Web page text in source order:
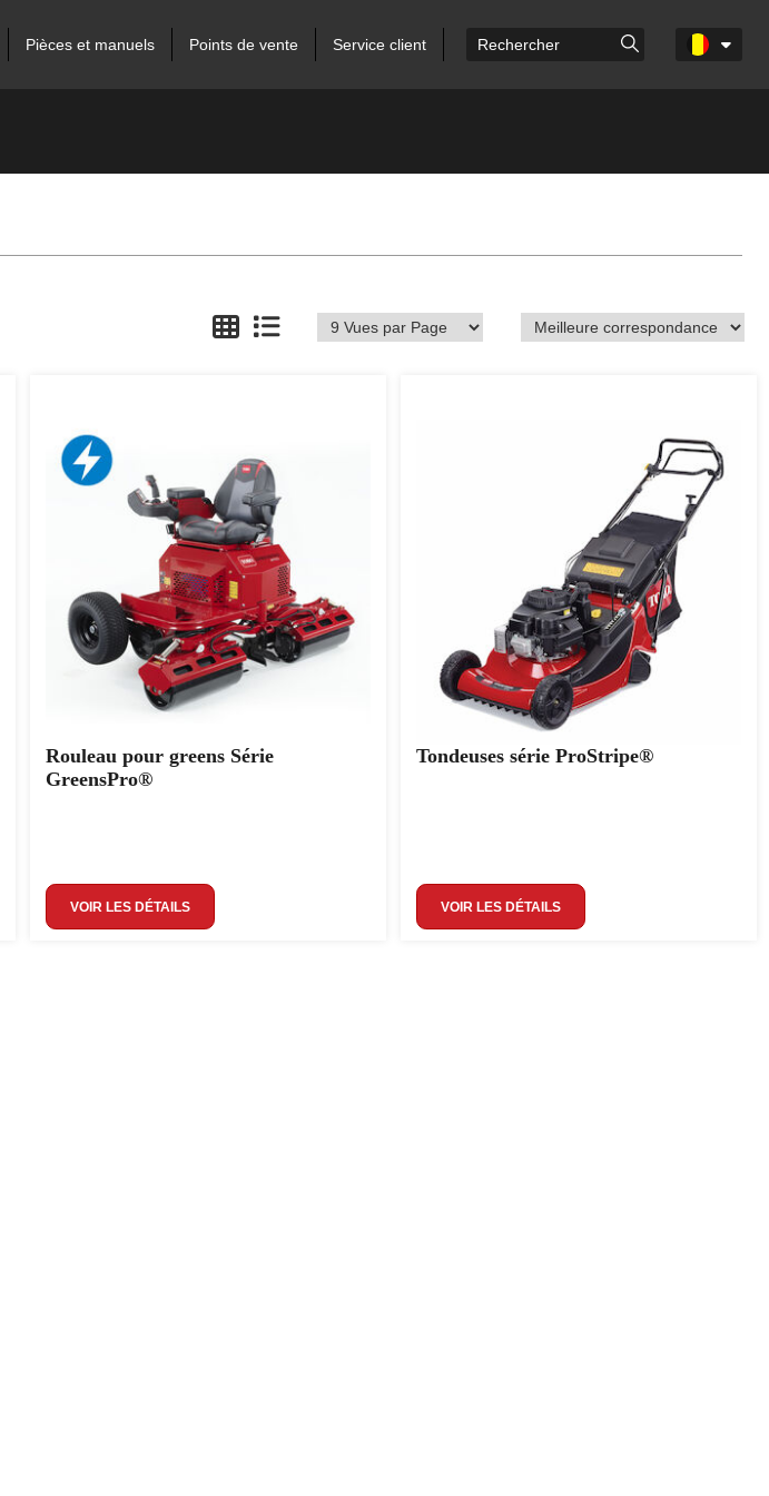
Pièces et manuels Points de vente Service client
Rouleau pour greens Série
GreensPro®
VOIR LES DÉTAILS
Tondeuses série ProStripe®
VOIR LES DÉTAILS